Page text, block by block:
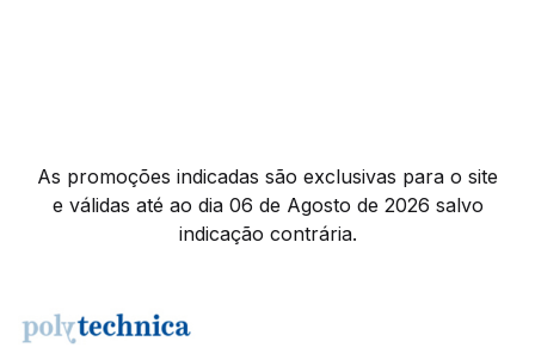
As promoções indicadas são exclusivas para o site
e válidas até ao dia 06 de Agosto de 2026 salvo
indicação contrária.